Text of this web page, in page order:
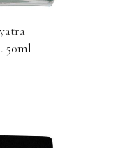
50ml